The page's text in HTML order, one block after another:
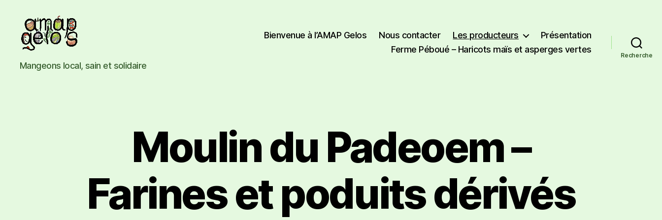
AMAP
Gelos
Mangeons local, sain et solidaire
Bienvenue à l’AMAP Gelos Nous contacter Les producteurs
Présentation
Ferme Péboué – Haricots maïs et asperges vertes
Recherche
Moulin du Padeoem –
Farines et poduits dérivés